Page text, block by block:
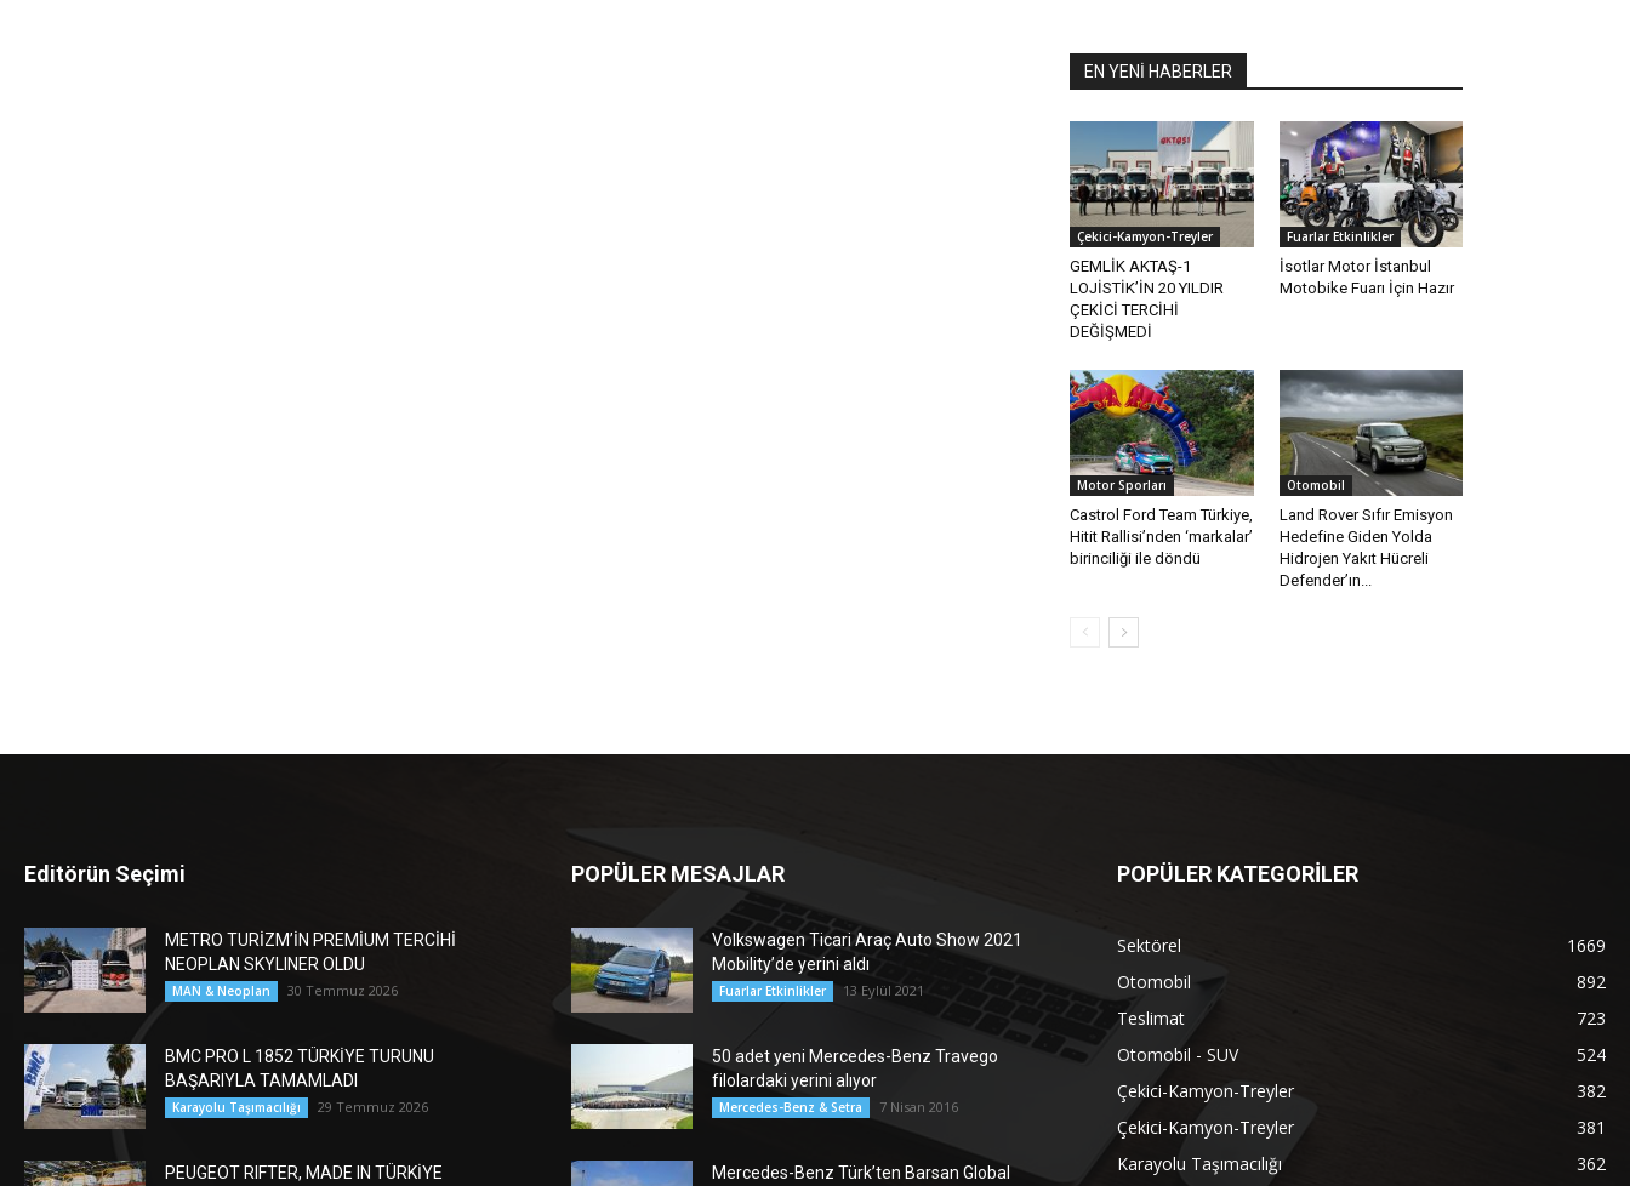
EN YENİ HABERLER
Çekici-Kamyon-Treyler
GEMLİK AKTAŞ-1
LOJİSTİK’İN 20 YILDIR
ÇEKİCİ TERCİHİ
DEĞİŞMEDİ
Fuarlar Etkinlikler
İsotlar Motor İstanbul
Motobike Fuarı İçin Hazır
Motor Sporları
Castrol Ford Team Türkiye,
Hitit Rallisi’nden ‘markalar’
birinciliği ile döndü
Otomobil
Land Rover Sıfır Emisyon
Hedefine Giden Yolda
Hidrojen Yakıt Hücreli
Defender’ın...
Editörün Seçimi
METRO TURİZM’İN PREMİUM TERCİHİ
NEOPLAN SKYLINER OLDU
MAN & Neoplan 30 Temmuz 2026
BMC PRO L 1852 TÜRKİYE TURUNU
BAŞARIYLA TAMAMLADI
Karayolu Taşımacılığı 29 Temmuz 2026
PEUGEOT RIFTER, MADE IN TÜRKİYE
POPÜLER MESAJLAR
Volkswagen Ticari Araç Auto Show 2021
Mobility’de yerini aldı
Fuarlar Etkinlikler 13 Eylül 2021
50 adet yeni Mercedes-Benz Travego
filolardaki yerini alıyor
Mercedes-Benz & Setra 7 Nisan 2016
Mercedes-Benz Türk’ten Barsan Global
POPÜLER KATEGORİLER
Sektörel
1669
Otomobil
892
Teslimat
723
Otomobil - SUV
524
Çekici-Kamyon-Treyler
382
Çekici-Kamyon-Treyler
381
Karayolu Taşımacılığı
362